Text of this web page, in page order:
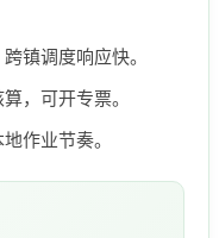
镇调度响应快。
，可开专票。
作业节奏。